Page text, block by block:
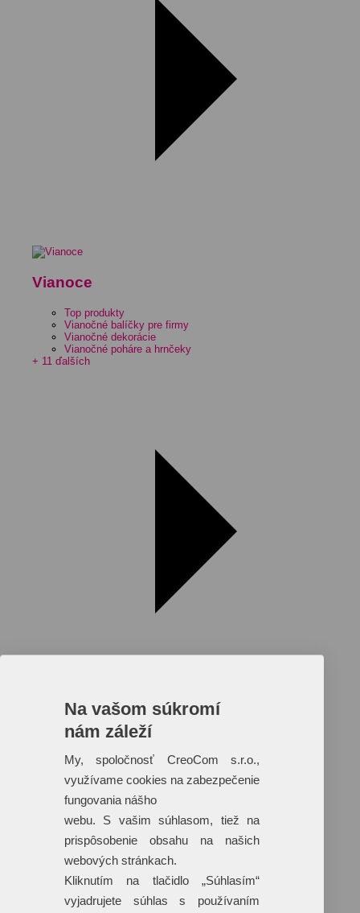
Vianoce
Top produkty
Vianočné balíčky pre firmy
Vianočné dekorácie
Vianočné poháre a hrnčeky
+ 11 ďalších
Reklamné predmety s plnofarebnou
potlačou
Dáždniky
Tašky
Hračky
Klobúky
Na vašom súkromí
nám záleží
My, spoločnosť CreoCom s.r.o.,
využívame cookies na zabezpečenie
fungovania nášho
webu. S vašim súhlasom, tiež na
prispôsobenie obsahu na našich
webových stránkach.
Kliknutím na tlačidlo „Súhlasím“
vyjadrujete súhlas s používaním